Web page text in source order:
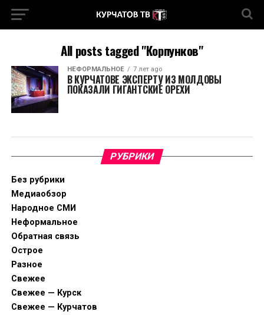
All posts tagged "Корпунков"
НЕФОРМАЛЬНОЕ 7 лет ago
В КУРЧАТОВЕ ЭКСПЕРТУ ИЗ МОЛДОВЫ
ПОКАЗАЛИ ГИГАНТСКИЕ ОРЕХИ
РУБРИКИ
Без рубрики
Медиаобзор
Народное СМИ
Неформальное
Обратная связь
Острое
Разное
Свежее
Свежее — Курск
Свежее — Курчатов